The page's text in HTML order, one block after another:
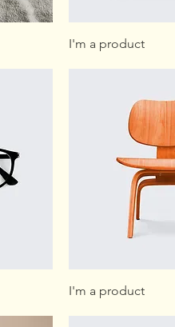
I'm a product
I'm a product